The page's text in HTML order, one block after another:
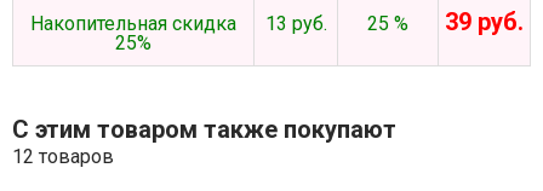
Накопительная скидка
25%
13 руб. 25 % 39 руб.
С этим товаром также покупают
12 товаров